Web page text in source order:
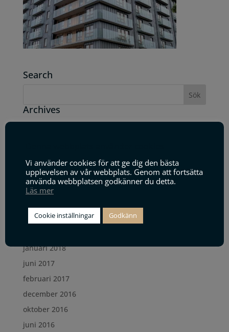
Search
Archives
juli 2019
januari 2019
december 2018
maj 2018
januari 2018
juni 2017
februari 2017
december 2016
oktober 2016
juni 2016
Vi använder cookies för att ge dig den bästa
upplevelsen av vår webbplats. Genom att fortsätta
använda webbplatsen godkänner du detta.
Läs mer
Cookie inställningar Godkänn